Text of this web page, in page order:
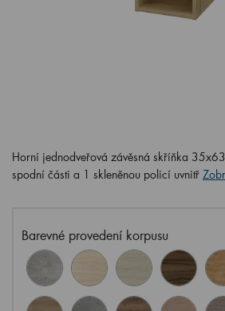
Horní jednodveřová závěsná skříňka
spodní části a 1 skleněnou policí uvnitř
Barevné provedení korpusu